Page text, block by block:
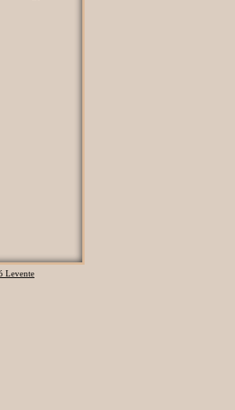
Levente